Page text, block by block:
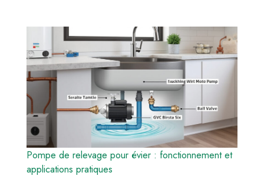
Pompe de relevage pour évier : fonctionnement et
applications pratiques